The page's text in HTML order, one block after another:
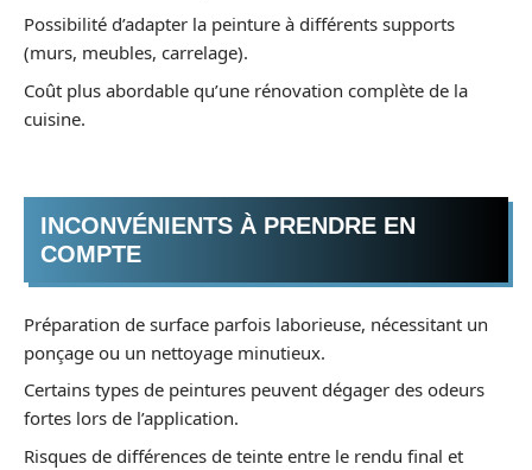
Possibilité d’adapter la peinture à différents supports
(murs, meubles, carrelage).
Coût plus abordable qu’une rénovation complète de la
cuisine.
INCONVÉNIENTS À PRENDRE EN
COMPTE
Préparation de surface parfois laborieuse, nécessitant un
ponçage ou un nettoyage minutieux.
Certains types de peintures peuvent dégager des odeurs
fortes lors de l’application.
Risques de différences de teinte entre le rendu final et